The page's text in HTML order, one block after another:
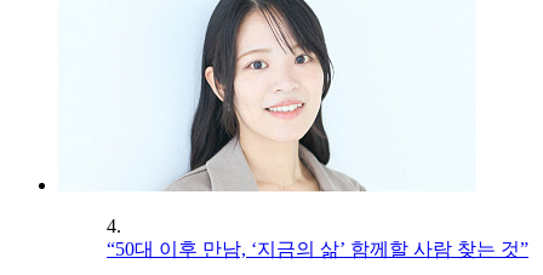
4.
“50대 이후 만남, ‘지금의 삶’ 함께할 사람 찾는 것”